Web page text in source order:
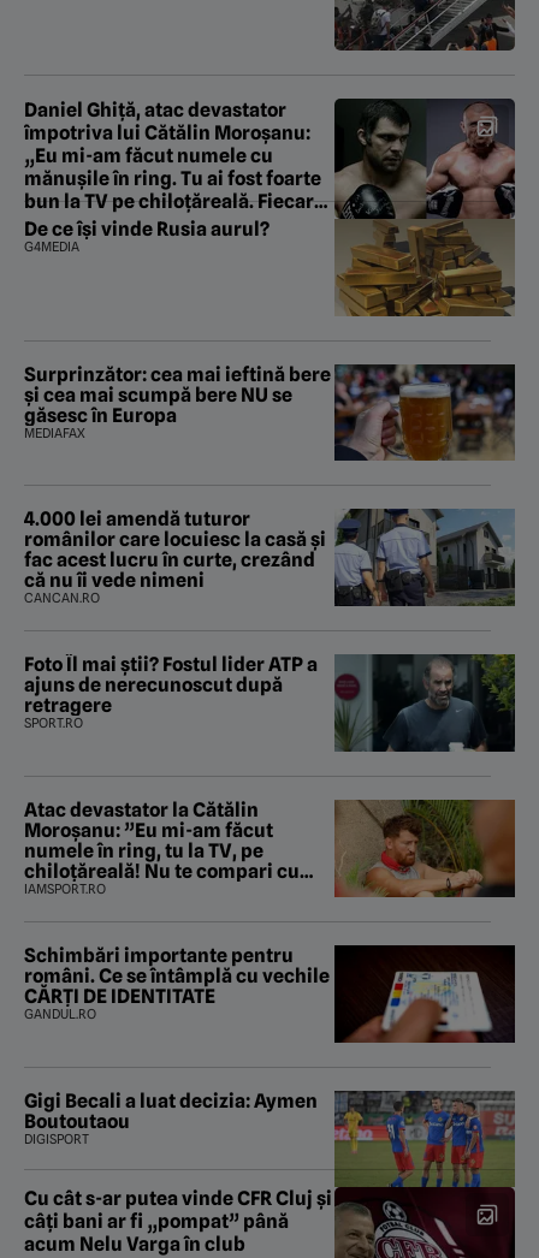
Daniel Ghiță, atac devastator
împotriva lui Cătălin Moroșanu:
„Eu mi-am făcut numele cu
mănușile în ring. Tu ai fost foarte
bun la TV pe chiloțăreală. Fiecare
cu centura lui”
De ce își vinde Rusia aurul?
G4MEDIA
Surprinzător: cea mai ieftină bere
și cea mai scumpă bere NU se
găsesc în Europa
MEDIAFAX
4.000 lei amendă tuturor
românilor care locuiesc la casă și
fac acest lucru în curte, crezând
că nu îi vede nimeni
CANCAN.RO
Foto Îl mai știi? Fostul lider ATP a
ajuns de nerecunoscut după
retragere
SPORT.RO
Atac devastator la Cătălin
Moroșanu: ”Eu mi-am făcut
numele în ring, tu la TV, pe
chiloțăreală! Nu te compari cu
mine”
IAMSPORT.RO
Schimbări importante pentru
români. Ce se întâmplă cu vechile
CĂRȚI DE IDENTITATE
GANDUL.RO
Gigi Becali a luat decizia: Aymen
Boutoutaou
DIGISPORT
Cu cât s-ar putea vinde CFR Cluj și
câți bani ar fi „pompat” până
acum Nelu Varga în club